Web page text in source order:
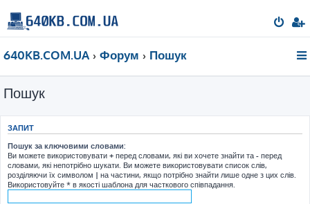
640KB.COM.UA Форум Пошук
Пошук
ЗАПИТ
Пошук за ключовими словами:
Ви можете використовувати + перед словами, які ви хочете знайти та - перед
словами, які непотрібно шукати. Ви можете використовувати список слів,
розділяючи їх символом | на частини, якщо потрібно знайти лише одне з цих слів.
Використовуйте * в якості шаблона для часткового співпадання.